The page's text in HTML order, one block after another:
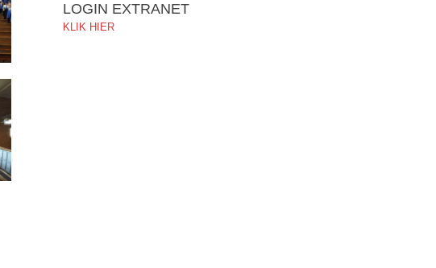
LOGIN EXTRANET
KLIK HIER